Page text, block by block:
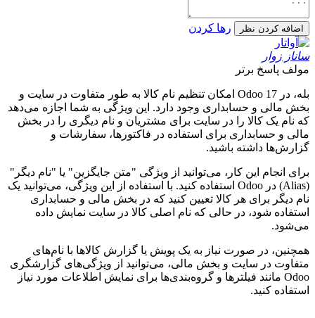
اضافه کردن نظر رها کردن
ساناز زوار
مولف پاسخ برتر
بله، در Odoo 17 امکان تنظیم نام کالا به طور متفاوت در سایت و
بخش مالی و حسابداری وجود دارد. این ویژگی به شما اجازه می‌دهد
که نام یک کالا را در سایت برای مشتریان و نام دیگری را در بخش
مالی و حسابداری برای استفاده در فاکتورها، سفارشات و
گزارش‌ها داشته باشید.
برای انجام این کار، می‌توانید از ویژگی "متن جایگزین" یا "نام دیگر"
(Alias) در Odoo استفاده کنید. با استفاده از این ویژگی، می‌توانید یک
نام دیگر برای هر کالا تعیین کنید که در بخش مالی و حسابداری
استفاده شود، در حالی که نام اصلی کالا در سایت نمایش داده
می‌شود.
همچنین، در صورت نیاز به یک پویش یا گزارش کالاها با نام‌های
متفاوت در سایت و بخش مالی، می‌توانید از ویژگی‌های گزارشگری
Odoo مانند فیلترها و گروه‌بندی‌ها برای نمایش اطلاعات مورد نیاز
استفاده کنید.